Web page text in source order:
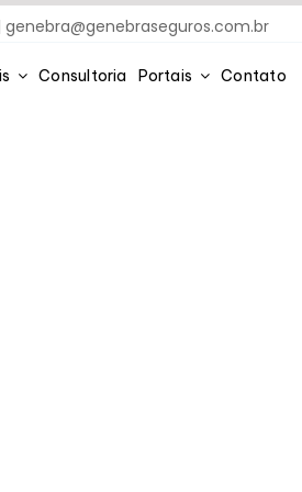
genebra@genebraseguros.com.br
Consultoria Portais Contato